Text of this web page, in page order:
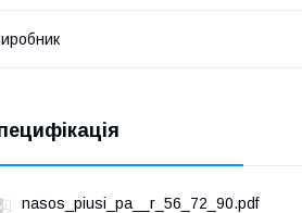
nasos_piusi_pa__r_56_72_90.pdf